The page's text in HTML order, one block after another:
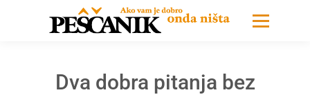
Dva dobra pitanja bez